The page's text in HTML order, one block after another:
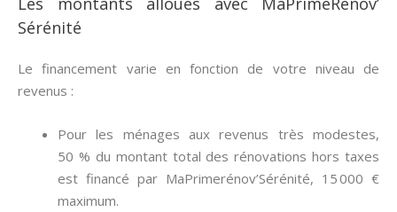
Sérénité
Le financement varie en fonction de votre niveau de
revenus :
Pour les ménages aux revenus très modestes,
50 % du montant total des rénovations hors taxes
est financé par MaPrimerénov’Sérénité, 15 000 €
maximum.